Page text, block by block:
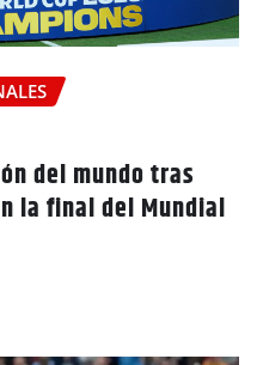
del mundo tras
la final del Mundial